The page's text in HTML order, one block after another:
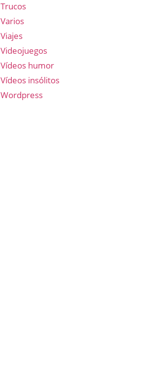
Trucos
Varios
Viajes
Videojuegos
Vídeos humor
Vídeos insólitos
Wordpress